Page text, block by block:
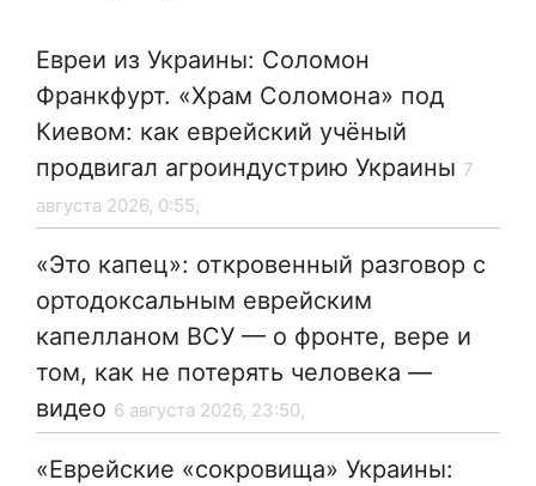
Евреи из Украины: Соломон
Франкфурт. «Храм Соломона» под
Киевом: как еврейский учёный
продвигал агроиндустрию Украины 7
августа 2026, 0:55,
«Это капец»: откровенный разговор с
ортодоксальным еврейским
капелланом ВСУ — о фронте, вере и
том, как не потерять человека —
видео 6 августа 2026, 23:50,
«Еврейские «сокровища» Украины: